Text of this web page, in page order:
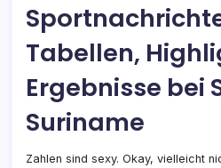
Tabellen,
Ergebnisse bei
Suriname
Zahlen sind sexy. Okay, vielleicht